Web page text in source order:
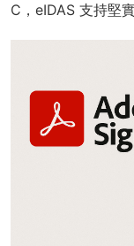
C，eIDAS 支持堅